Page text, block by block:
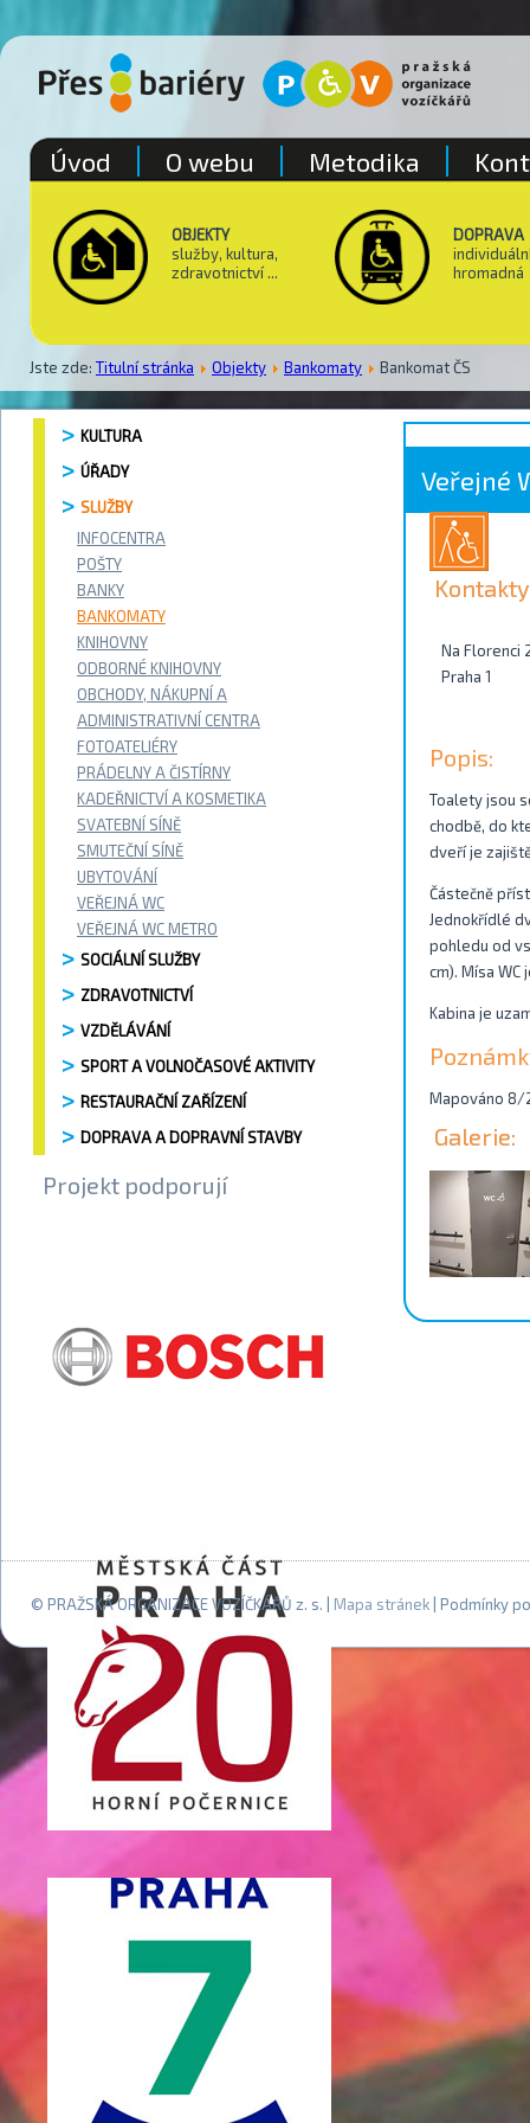
OBJEKTY
služby, kultura,
zdravotnictví ...
DOPRAVA
hromadná
Jste zde: Titulní stránka Objekty Bankomaty Bankomat ČS
Úvod O webu Metodika
KULTURA
ÚŘADY
SLUŽBY
INFOCENTRA
POŠTY
BANKY
BANKOMATY
KNIHOVNY
ODBORNÉ KNIHOVNY
OBCHODY, NÁKUPNÍ A
ADMINISTRATIVNÍ CENTRA
FOTOATELIÉRY
PRÁDELNY A ČISTÍRNY
KADEŘNICTVÍ A KOSMETIKA
SVATEBNÍ SÍNĚ
SMUTEČNÍ SÍNĚ
UBYTOVÁNÍ
VEŘEJNÁ WC
VEŘEJNÁ WC METRO
SOCIÁLNÍ SLUŽBY
ZDRAVOTNICTVÍ
VZDĚLÁVÁNÍ
SPORT A VOLNOČASOVÉ AKTIVITY
RESTAURAČNÍ ZAŘÍZENÍ
DOPRAVA A DOPRAVNÍ STAVBY
Projekt podporují
Veřejné
Kontakty
Na Florenci
Praha 1
Popis:
Toalety jsou
chodbě, do
dveří je
Částečně
Jednokřídlé
pohledu od
cm). Mísa
Kabina je
Mapováno 8/
Galerie:
© PRAŽSKÁ ORGANIZACE VOZÍČKÁŘŮ z. s. | Mapa stránek | Podmínky